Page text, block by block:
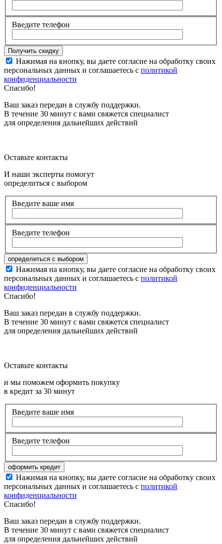
Введите телефон
Нажимая на кнопку, вы даете согласие на обработку своих
персональных данных и соглашаетесь с политикой
конфиденциальности
Спасибо!
Ваш заказ передан в службу поддержки.
В течение 30 минут с вами свяжется специалист
для определения дальнейших действий
Оставьте контакты
И наши эксперты помогут
определиться с выбором
Введите ваше имя
Введите телефон
Нажимая на кнопку, вы даете согласие на обработку своих
персональных данных и соглашаетесь с политикой
конфиденциальности
Спасибо!
Ваш заказ передан в службу поддержки.
В течение 30 минут с вами свяжется специалист
для определения дальнейших действий
Оставьте контакты
и мы поможем оформить покупку
в кредит за 30 минут
Введите ваше имя
Введите телефон
Нажимая на кнопку, вы даете согласие на обработку своих
персональных данных и соглашаетесь с политикой
конфиденциальности
Спасибо!
Ваш заказ передан в службу поддержки.
В течение 30 минут с вами свяжется специалист
для определения дальнейших действий